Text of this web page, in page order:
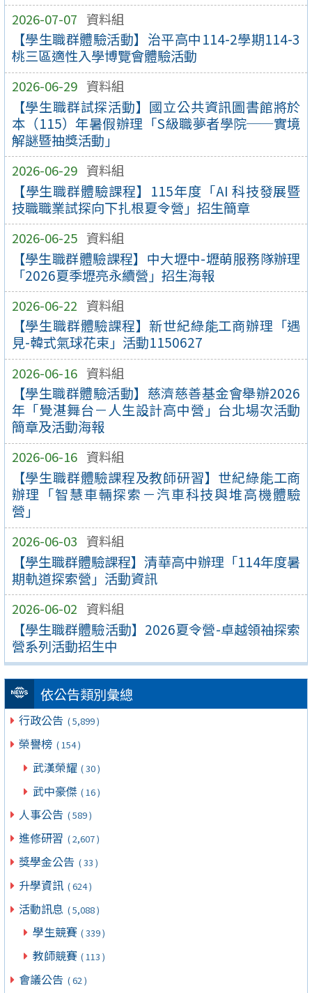
2026-07-07 資料組
【學生職群體驗活動】治平高中114-2學期114-3
桃三區適性入學博覽會體驗活動
2026-06-29 資料組
【學生職群試探活動】國立公共資訊圖書館將於
本（115）年暑假辦理「S級職夢者學院──實境
解謎暨抽獎活動」
2026-06-29 資料組
【學生職群體驗課程】115年度「AI 科技發展暨
技職職業試探向下扎根夏令營」招生簡章
2026-06-25 資料組
【學生職群體驗課程】中大壢中-壢萌服務隊辦理
「2026夏季壢亮永續營」招生海報
2026-06-22 資料組
【學生職群體驗課程】新世紀綠能工商辦理「遇
見-韓式氣球花束」活動1150627
2026-06-16 資料組
【學生職群體驗活動】慈濟慈善基金會舉辦2026
年「覺湛舞台－人生設計高中營」台北場次活動
簡章及活動海報
2026-06-16 資料組
【學生職群體驗課程及教師研習】世紀綠能工商
辦理「智慧車輛探索－汽車科技與堆高機體驗
營」
2026-06-03 資料組
【學生職群體驗課程】清華高中辦理「114年度暑
期軌道探索營」活動資訊
2026-06-02 資料組
【學生職群體驗活動】2026夏令營-卓越領袖探索
營系列活動招生中
依公告類別彙總
行政公告 ( 5,899 )
榮譽榜 ( 154 )
武漢榮耀 ( 30 )
武中豪傑 ( 16 )
人事公告 ( 589 )
進修研習 ( 2,607 )
獎學金公告 ( 33 )
升學資訊 ( 624 )
活動訊息 ( 5,088 )
學生競賽 ( 339 )
教師競賽 ( 113 )
會議公告 ( 62 )